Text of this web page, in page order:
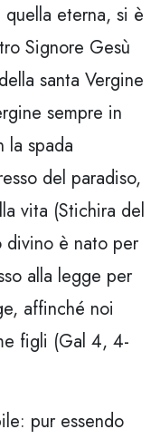
eterna, si è
Signore Gesù
santa Vergine
sempre in
spada
del paradiso,
vita (Stichira del
divino è nato per
alla legge per
affinché noi
figli (Gal 4, 4-
pur essendo